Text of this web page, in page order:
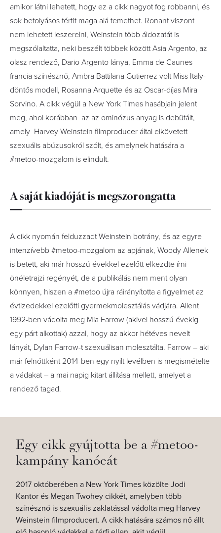
amikor látni lehetett, hogy ez a cikk nagyot fog robbanni, és
sok befolyásos férfit maga alá temethet. Ronant viszont
nem lehetett leszerelni, Weinstein több áldozatát is
megszólaltatta, neki beszélt többek között Asia Argento, az
olasz rendező, Dario Argento lánya, Emma de Caunes
francia színésznő, Ambra Battilana Gutierrez volt Miss Italy-
döntős modell, Rosanna Arquette és az Oscar-díjas Mira
Sorvino. A cikk végül a New York Times hasábjain jelent
meg, ahol korábban az az ominózus anyag is debütált,
amely Harvey Weinstein filmproducer által elkövetett
szexuális abúzusokról szólt, és amelynek hatására a
#metoo-mozgalom is elindult.
A saját kiadóját is megszorongatta
A cikk nyomán felduzzadt Weinstein botrány, és az egyre
intenzívebb #metoo-mozgalom az apjának, Woody Allenek
is betett, aki már hosszú évekkel ezelőtt elkezdte írni
önéletrajzi regényét, de a publikálás nem ment olyan
könnyen, hiszen a #metoo újra ráirányította a figyelmet az
évtizedekkel ezelőtti gyermekmolesztálás vádjára. Allent
1992-ben vádolta meg Mia Farrow (akivel hosszú évekig
egy párt alkottak) azzal, hogy az akkor hétéves nevelt
lányát, Dylan Farrow-t szexuálisan molesztálta. Farrow – aki
már felnőttként 2014-ben egy nyílt levélben is megismételte
a vádakat – a mai napig kitart állítása mellett, amelyet a
rendező tagad.
Egy cikk gyújtotta be a #metoo-
kampány kanócát
2017 októberében a New York Times közölte Jodi
Kantor és Megan Twohey cikkét, amelyben több
színésznő is szexuális zaklatással vádolta meg Harvey
Weinstein filmproducert. A cikk hatására számos nő állt